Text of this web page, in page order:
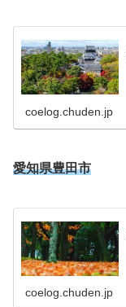
coelog.chuden.jp
愛知県豊田市
coelog.chuden.jp